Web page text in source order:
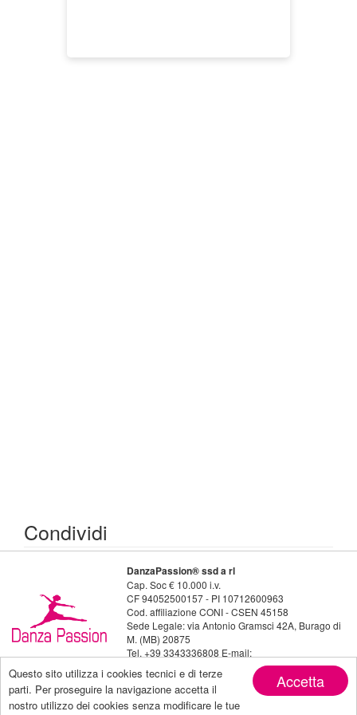
Accetta
Questo sito utilizza i cookies tecnici e di terze
parti. Per proseguire la navigazione accetta il
nostro utilizzo dei cookies senza modificare le tue
Condividi
DanzaPassion® ssd a rl
Cap. Soc € 10.000 i.v.
CF 94052500157 - PI 10712600963
Cod. affiliazione CONI - CSEN 45158
Sede Legale: via Antonio Gramsci 42A, Burago di
M. (MB) 20875
Tel. +39 3343336808 E-mail:
Seguici su: